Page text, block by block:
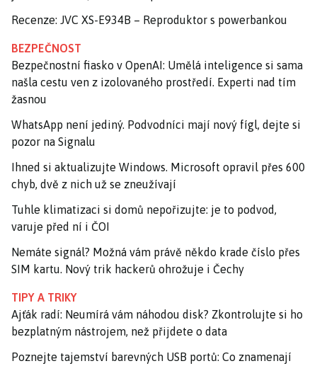
Recenze: JVC XS-E934B – Reproduktor s powerbankou
BEZPEČNOST
Bezpečnostní fiasko v OpenAI: Umělá inteligence si sama
našla cestu ven z izolovaného prostředí. Experti nad tím
žasnou
WhatsApp není jediný. Podvodníci mají nový fígl, dejte si
pozor na Signalu
Ihned si aktualizujte Windows. Microsoft opravil přes 600
chyb, dvě z nich už se zneužívají
Tuhle klimatizaci si domů nepořizujte: je to podvod,
varuje před ní i ČOI
Nemáte signál? Možná vám právě někdo krade číslo přes
SIM kartu. Nový trik hackerů ohrožuje i Čechy
TIPY A TRIKY
Ajťák radí: Neumírá vám náhodou disk? Zkontrolujte si ho
bezplatným nástrojem, než přijdete o data
Poznejte tajemství barevných USB portů: Co znamenají